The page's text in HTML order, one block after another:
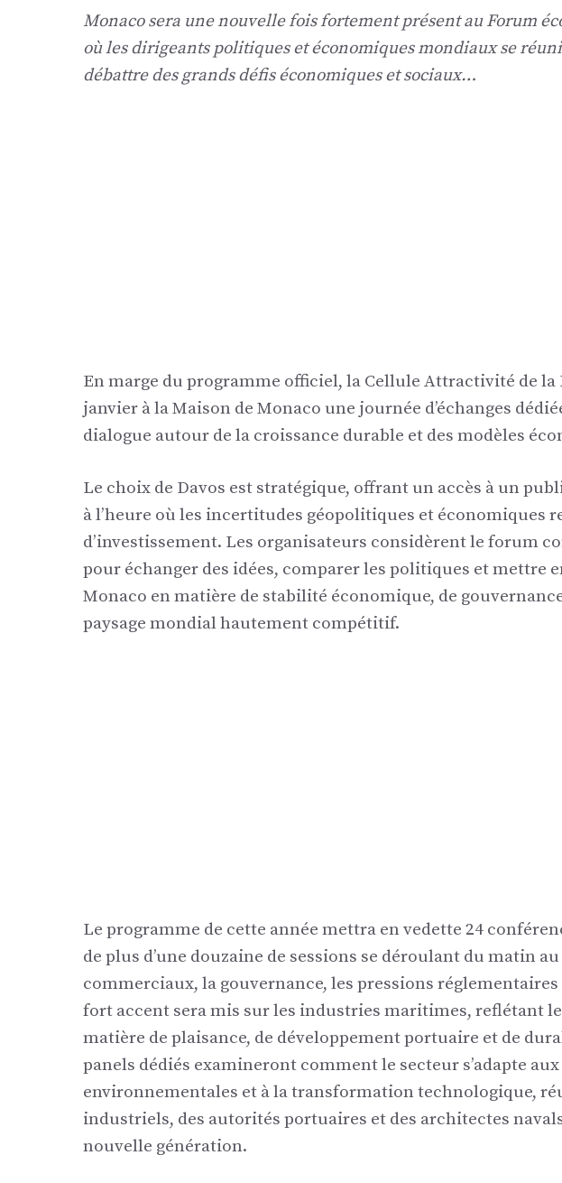
Monaco sera une nouvelle fois fortement présent au Forum
où les dirigeants politiques et économiques mondiaux se
débattre des grands défis économiques et sociaux…
En marge du programme officiel, la Cellule Attractivité de
janvier à la Maison de Monaco une journée d’échanges
dialogue autour de la croissance durable et des modèles
Le choix de Davos est stratégique, offrant un accès à un
à l’heure où les incertitudes géopolitiques et économiques
d’investissement. Les organisateurs considèrent le forum
pour échanger des idées, comparer les politiques et mettre
Monaco en matière de stabilité économique, de
paysage mondial hautement compétitif.
Le programme de cette année mettra en vedette 24
de plus d’une douzaine de sessions se déroulant du matin
commerciaux, la gouvernance, les pressions réglementaires
fort accent sera mis sur les industries maritimes, reflétant
matière de plaisance, de développement portuaire et de
panels dédiés examineront comment le secteur s’adapte
environnementales et à la transformation technologique,
industriels, des autorités portuaires et des architectes
nouvelle génération.